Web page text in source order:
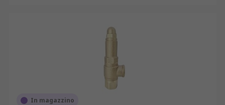
In magazzino